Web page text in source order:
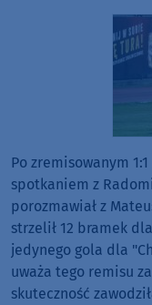
Po zremisowanym
spotkaniem z
porozmawiał z
strzelił 12 bramek
jedynego gola dla
uważa tego remisu
skuteczność